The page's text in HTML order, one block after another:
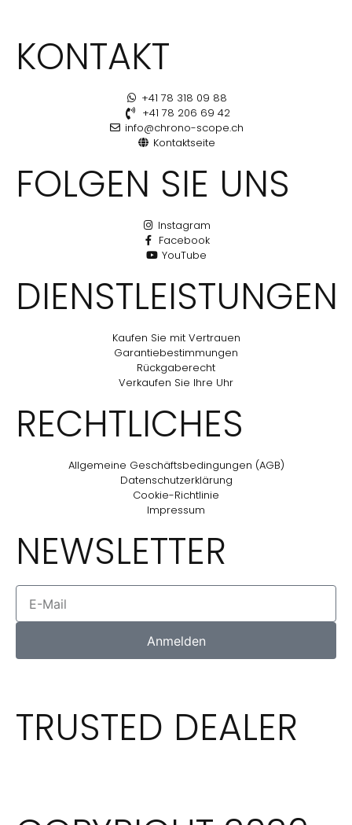
KONTAKT
+41 78 318 09 88
+41 78 206 69 42
info@chrono-scope.ch
Kontaktseite
FOLGEN SIE UNS
Instagram
Facebook
YouTube
DIENSTLEISTUNGEN
Kaufen Sie mit Vertrauen
Garantiebestimmungen
Rückgaberecht
Verkaufen Sie Ihre Uhr
RECHTLICHES
Allgemeine Geschäftsbedingungen (AGB)
Datenschutzerklärung
Cookie-Richtlinie
Impressum
NEWSLETTER
Anmelden
TRUSTED DEALER